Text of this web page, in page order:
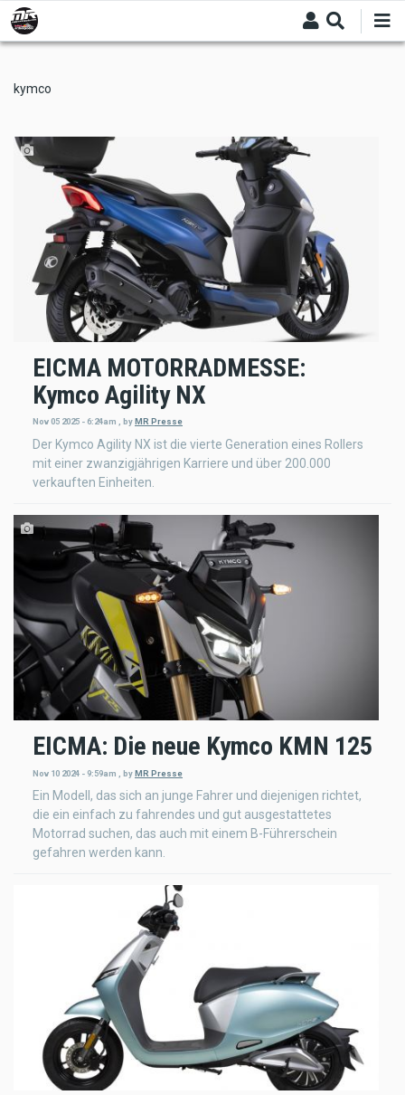
Skip
to
main
kymco
EICMA MOTORRADMESSE:
Kymco Agility NX
Nov 05 2025 - 6:24am , by MR Presse
Der Kymco Agility NX ist die vierte Generation eines Rollers
mit einer zwanzigjährigen Karriere und über 200.000
verkauften Einheiten.
EICMA: Die neue Kymco KMN 125
Nov 10 2024 - 9:59am byMR Presse
Ein Modell, das sich an junge Fahrer und diejenigen richtet,
die ein einfach zu fahrendes und gut ausgestattetes
Motorrad suchen, das auch mit einem B-Führerschein
gefahren werden kann.